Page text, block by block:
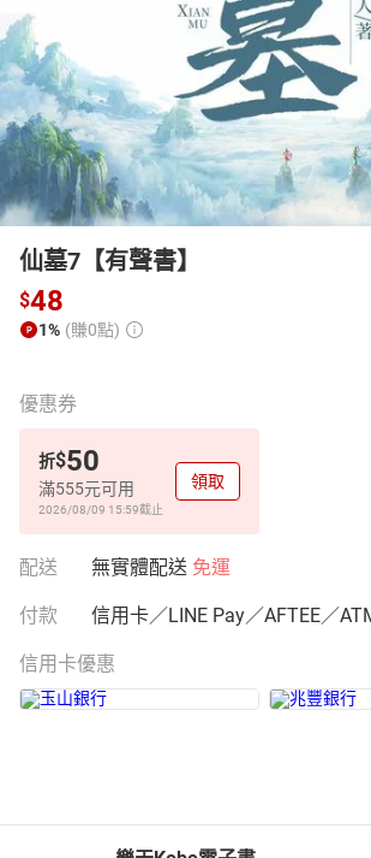
電子/紙本書
HOT
仙墓7【有聲書】
$48
1% (賺0點)
優惠券
折$50
滿555元可用
2026/08/09 15:59截止
領取
配送 無實體配送 免運
付款 信用卡／LINE Pay／AFTEE／
信用卡優惠